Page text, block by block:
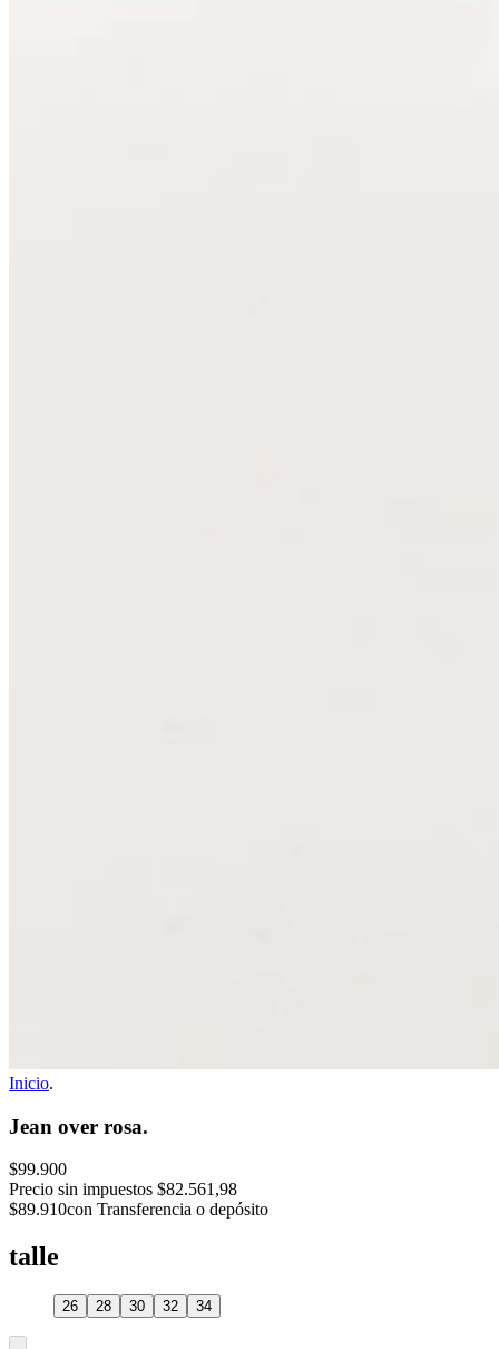
Inicio.
Jean over rosa.
$99.900
Precio sin impuestos $82.561,98
$89.910con Transferencia o depósito
talle
26 28 30 32 34